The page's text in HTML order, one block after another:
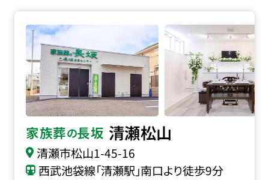
家族葬の長坂 清瀬松山
清瀬市松山1-45-16
西武池袋線「清瀬駅」南口より徒歩9分